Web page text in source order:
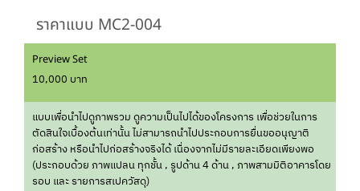
ราคาแบบ MC2-004
Preview Set
10,000 บาท
แบบเพื่อนำไปดูภาพรวม ดูความเป็นไปได้ของโครงการ เพื่อช่วยในการ
ตัดสินใจเบื้องต้นเท่านั้น ไม่สามารถนำไปประกอบการยื่นขออนุญาติ
ก่อสร้าง หรือนำไปก่อสร้างจริงได้ เนื่องจากไม่มีรายละเอียดเพียงพอ
(ประกอบด้วย ภาพแปลน ทุกชั้น , รูปด้าน 4 ด้าน , ภาพสามมิติอาคารโดย
รอบ และ รายการสเปควัสดุ)